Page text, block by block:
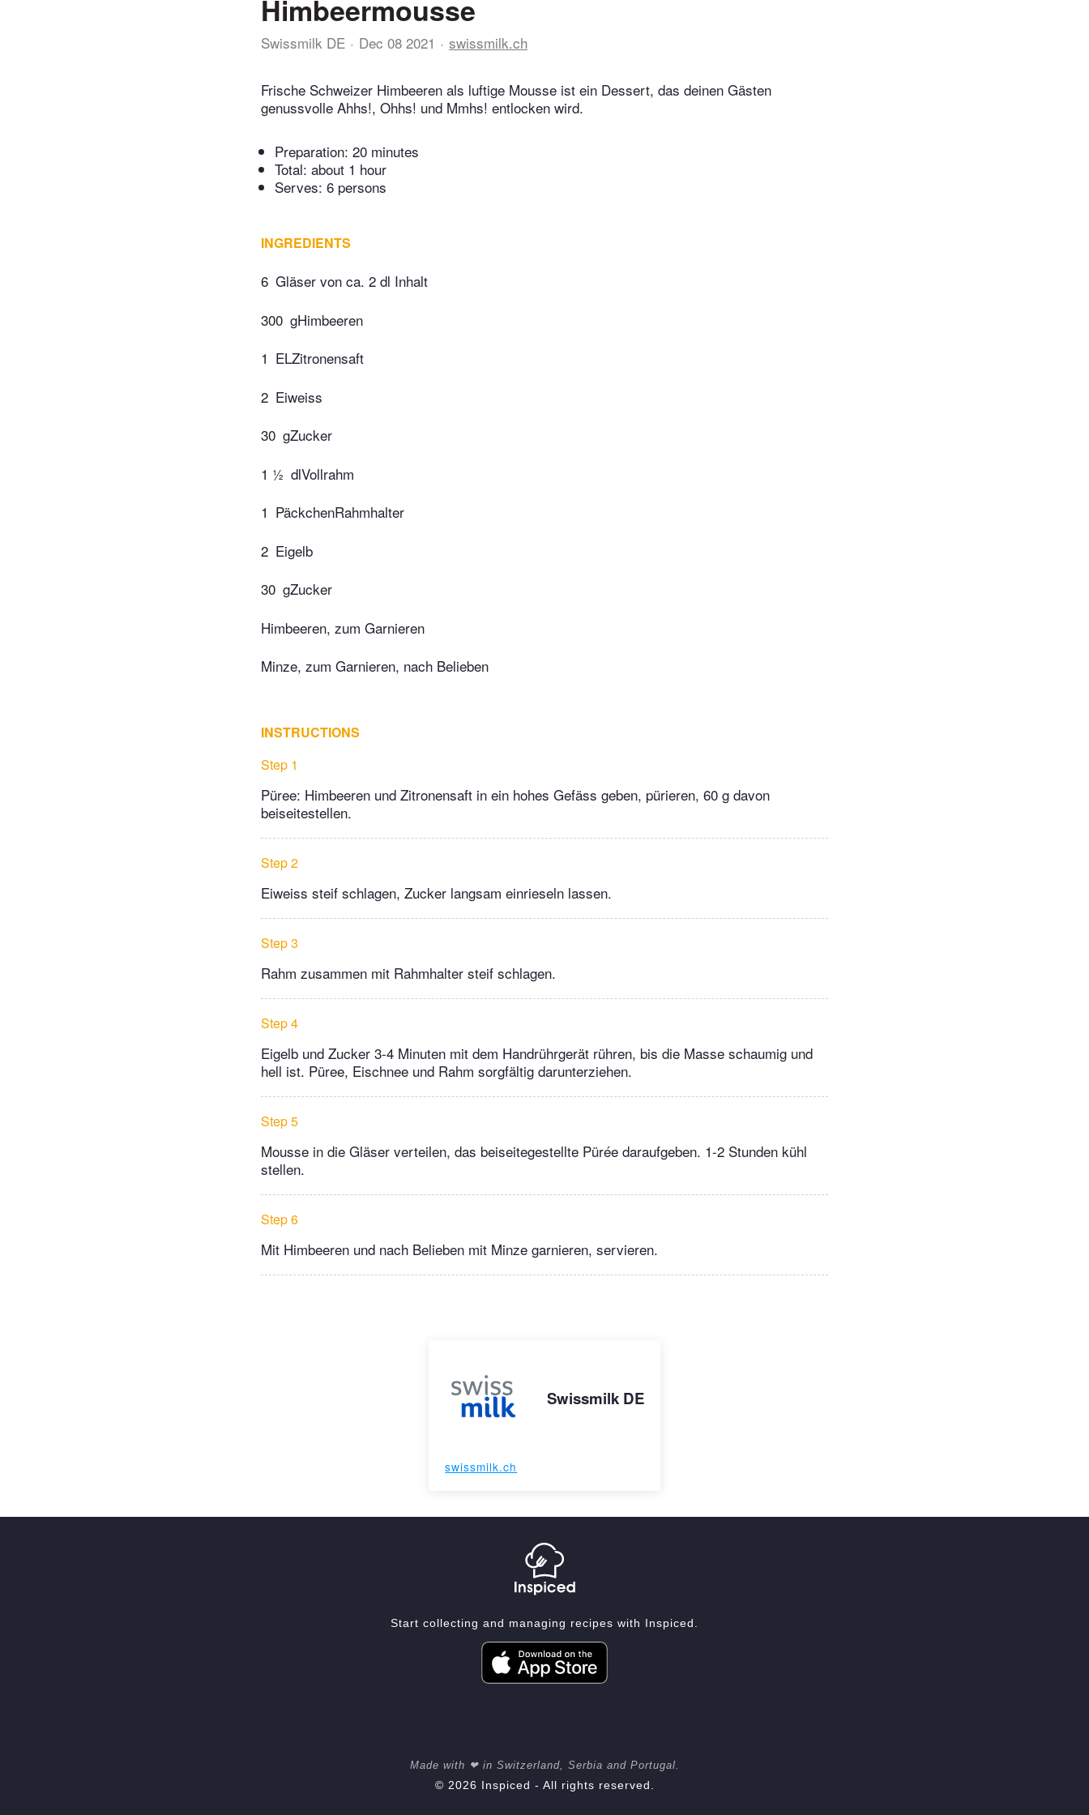
Himbeermousse
Swissmilk DE Dec 08 2021 swissmilk.ch
Frische Schweizer Himbeeren als luftige Mousse ist ein Dessert, das deinen Gästen
genussvolle Ahhs!, Ohhs! und Mmhs! entlocken wird.
Preparation: 20 minutes
Total: about 1 hour
Serves: 6 persons
INGREDIENTS
6 Gläser von ca. 2 dl Inhalt
300 gHimbeeren
1 ELZitronensaft
2 Eiweiss
30 gZucker
1 ½ dlVollrahm
1 PäckchenRahmhalter
2 Eigelb
30 gZucker
Himbeeren, zum Garnieren
Minze, zum Garnieren, nach Belieben
INSTRUCTIONS
Step 1
Püree: Himbeeren und Zitronensaft in ein hohes Gefäss geben, pürieren, 60 g davon
beiseitestellen.
Step 2
Eiweiss steif schlagen, Zucker langsam einrieseln lassen.
Step 3
Rahm zusammen mit Rahmhalter steif schlagen.
Step 4
Eigelb und Zucker 3-4 Minuten mit dem Handrührgerät rühren, bis die Masse schaumig und
hell ist. Püree, Eischnee und Rahm sorgfältig darunterziehen.
Step 5
Mousse in die Gläser verteilen, das beiseitegestellte Pürée daraufgeben. 1-2 Stunden kühl
stellen.
Step 6
Mit Himbeeren und nach Belieben mit Minze garnieren, servieren.
Swissmilk DE
swissmilk.ch
Start collecting and managing recipes with Inspiced.
Made with ❤ in Switzerland, Serbia and Portugal.
© 2026 Inspiced - All rights reserved.